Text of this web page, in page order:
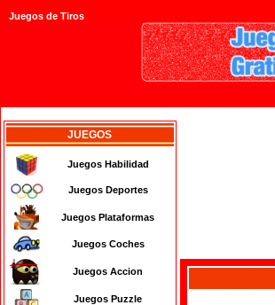
Juegos de Tiros
JUEGOS
Juegos Habilidad
Juegos Deportes
Juegos Plataformas
Juegos Coches
Juegos Accion
Juegos Puzzle